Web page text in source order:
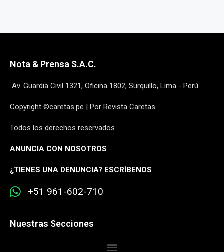
Nota & Prensa S.A.C.
Av. Guardia Civil 1321, Oficina 1802, Surquillo, Lima - Perú
Copyright ©caretas.pe | Por Revista Caretas
Todos los derechos reservados
ANUNCIA CON NOSOTROS
¿TIENES UNA DENUNCIA? ESCRÍBENOS
+51 961-602-710
Nuestras Secciones